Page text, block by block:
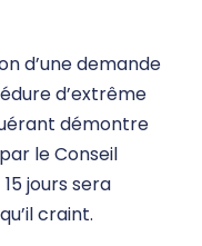
d’une demande
d’extrême
démontre
le Conseil
jours sera
craint.